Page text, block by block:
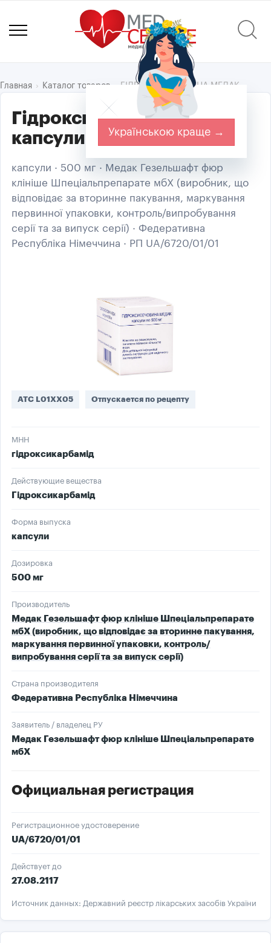
Главная Каталог товаров ГІДРОКСИСЕЧОВИНА МЕДАК
Гідроксисечовина Медак
капсули 500 мг 100 шт
капсули · 500 мг · Медак Гезельшафт фюр
клініше Шпеціальпрепарате мбХ (виробник, що
відповідає за вторинне пакування, маркування
первинної упаковки, контроль/випробування
серії та за випуск серії) · Федеративна
Республіка Німеччина · РП UA/6720/01/01
ATC L01XX05 Отпускается по рецепту
МНН
гідроксикарбамід
Действующие вещества
Гідроксикарбамід
Форма выпуска
капсули
Дозировка
500 мг
Производитель
Медак Гезельшафт фюр клініше Шпеціальпрепарате
мбХ (виробник, що відповідає за вторинне пакування,
маркування первинної упаковки, контроль/
випробування серії та за випуск серії)
Страна производителя
Федеративна Республіка Німеччина
Заявитель / владелец РУ
Медак Гезельшафт фюр клініше Шпеціальпрепарате
мбХ
Официальная регистрация
Регистрационное удостоверение
UA/6720/01/01
Действует до
27.08.2117
Источник данных: Державний реєстр лікарських засобів України
Українською краще →